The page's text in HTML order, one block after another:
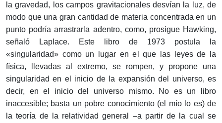
la gravedad, los campos gravitacionales desvían la luz, de
modo que una gran cantidad de materia concentrada en un
punto podría arrastrarla adentro, como, prosigue Hawking,
señaló Laplace. Este libro de 1973 postula la
«singularidad» como un lugar en el que las leyes de la
física, llevadas al extremo, se rompen, y propone una
singularidad en el inicio de la expansión del universo, es
decir, en el inicio del universo mismo. No es un libro
inaccesible; basta un pobre conocimiento (el mío lo es) de
la teoría de la relatividad general –a partir de la cual se